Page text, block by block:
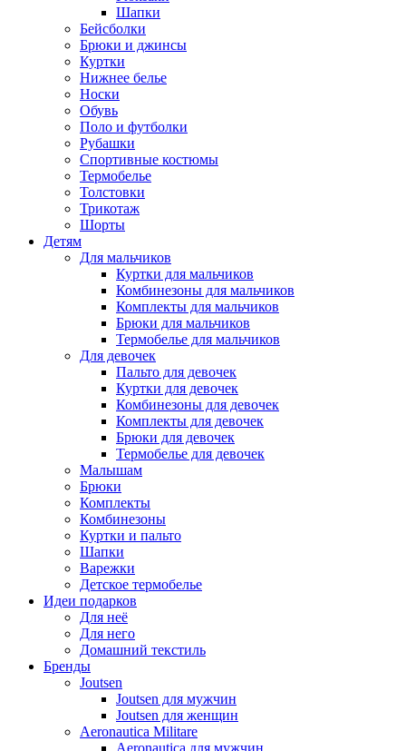
Шапки
Бейсболки
Брюки и джинсы
Куртки
Нижнее белье
Носки
Обувь
Поло и футболки
Рубашки
Спортивные костюмы
Термобелье
Толстовки
Трикотаж
Шорты
Детям
Для мальчиков
Куртки для мальчиков
Комбинезоны для мальчиков
Комплекты для мальчиков
Брюки для мальчиков
Термобелье для мальчиков
Для девочек
Пальто для девочек
Куртки для девочек
Комбинезоны для девочек
Комплекты для девочек
Брюки для девочек
Термобелье для девочек
Малышам
Брюки
Комплекты
Комбинезоны
Куртки и пальто
Шапки
Варежки
Детское термобелье
Идеи подарков
Для неё
Для него
Домашний текстиль
Бренды
Joutsen
Joutsen для мужчин
Joutsen для женщин
Aeronautica Militare
Aeronautica для мужчин